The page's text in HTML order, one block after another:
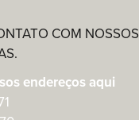
COM NOSSOS
endereços aqui